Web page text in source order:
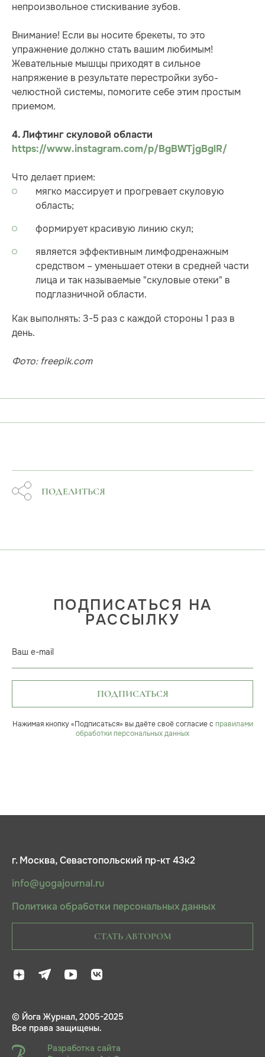
непроизвольное стискивание зубов.
Внимание! Если вы носите брекеты, то это
упражнение должно стать вашим любимым!
Жевательные мышцы приходят в сильное
напряжение в результате перестройки зубо-
челюстной системы, помогите себе этим простым
приемом.
4. Лифтинг скуловой области
https://www.instagram.com/p/BgBWTjgBglR/
Что делает прием:
мягко массирует и прогревает скуловую
область;
формирует красивую линию скул;
является эффективным лимфодренажным
средством – уменьшает отеки в средней части
лица и так называемые "скуловые отеки" в
подглазничной области.
Как выполнять: 3-5 раз с каждой стороны 1 раз в
день.
Фото: freepik.com
ПОДЕЛИТЬСЯ
ПОДПИСАТЬСЯ НА
РАССЫЛКУ
Ваш e-mail
ПОДПИСАТЬСЯ
Нажимая кнопку «Подписаться» вы даёте своё согласие с правилами
обработки персональных данных
г. Москва, Севастопольский пр-кт 43к2
info@yogajournal.ru
Политика обработки персональных данных
СТАТЬ АВТОРОМ
© Йога Журнал, 2005-2025
Все права защищены.
Разработка сайта